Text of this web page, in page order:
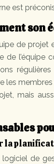
est
son
de
de l’équipe
membres
mais
la
de